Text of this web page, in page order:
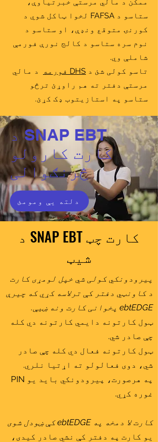
ستاسو د FAFSA لخوا ټاکل شوي د
کورنۍ متوقع ونډې، او ستاسو د
نوم سره ستاسو د کالج نورې فورمې
شاملې وي.
تاسو کولی شئ د DHS فورمه
د مالي
مرستې دفتر ته هم راوړئ ترڅو
ستاسو په استازیتوب ډک کړئ.
د SNAP EBT
کارت کارولو
څرنګوالی
دلته یې ومومئ
د SNAP EBT کارت چټ
شیټ
پیرودونکي کولی شي خپل لومړی کارت
د کاونټي دفتر کې ترلاسه کړي که چیرې
ebtEDGE پخوانی کارت ونه ښیې.
ټول کارتونه دایمي کارتونه دي کله
چې صادر شي.
ټول کارتونه فعال دي کله چې صادر
شي، دوی فعالولو ته اړتیا نلري.
په هرصورت، پیرودونکي باید یو PIN
غوره کړي.
کارت لا دمخه په ebtEDGE کې ښودل شوی
یو کارت په دفتر کې نشي صادر کیدی،